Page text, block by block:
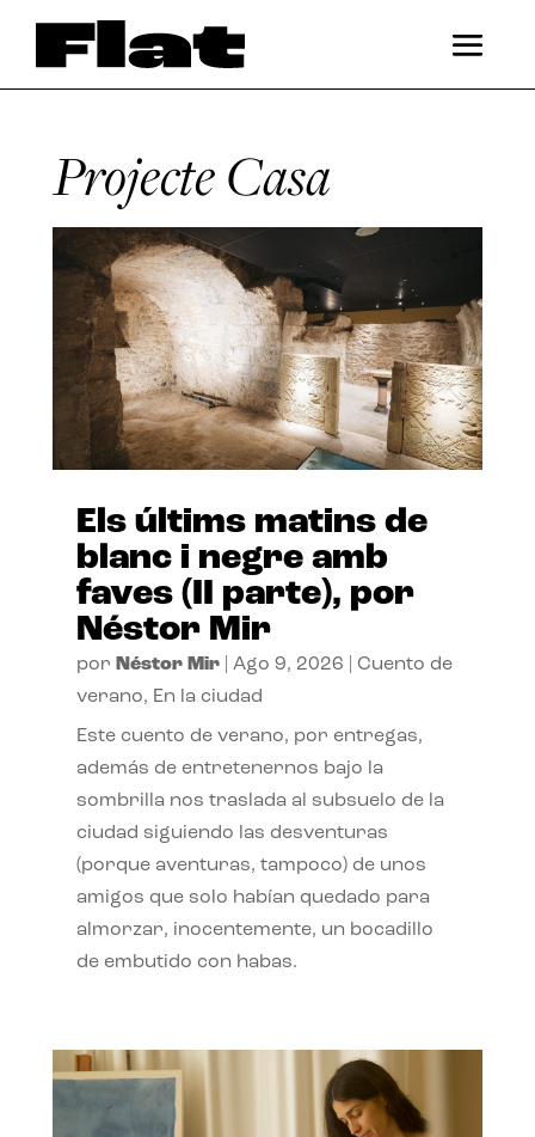
Projecte Casa
Els últims matins de
blanc i negre amb
faves (II parte), por
Néstor Mir
por Néstor Mir| Ago 9, 2026
Cuento de
verano, En la ciudad
Este cuento de verano, por entregas,
además de entretenernos bajo la
sombrilla nos traslada al subsuelo de la
ciudad siguiendo las desventuras
(porque aventuras, tampoco) de unos
amigos que solo habían quedado para
almorzar, inocentemente, un bocadillo
de embutido con habas.